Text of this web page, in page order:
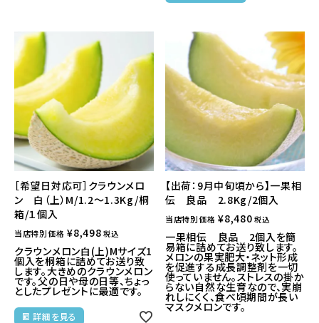
［希望日対応可］クラウンメロ
ン 白（上）M/1.2～1.3Kg/桐
箱/１個入
当店特別価格 ¥8,498 税込
クラウンメロン白(上)Mサイズ1
個入を桐箱に詰めてお送り致
します。大きめのクラウンメロン
です。父の日や母の日等、ちょっ
としたプレゼントに最適です。
詳細を見る
【出荷：9月中旬頃から】一果相
伝 良品 2.8Kg/2個入
当店特別価格 ¥8,480 税込
一果相伝 良品 2個入を簡
易箱に詰めてお送り致します。
メロンの果実肥大・ネット形成
を促進する成長調整剤を一切
使っていません。ストレスの掛か
らない自然な生育なので、実崩
れしにくく、食べ頃期間が長い
マスクメロンです。